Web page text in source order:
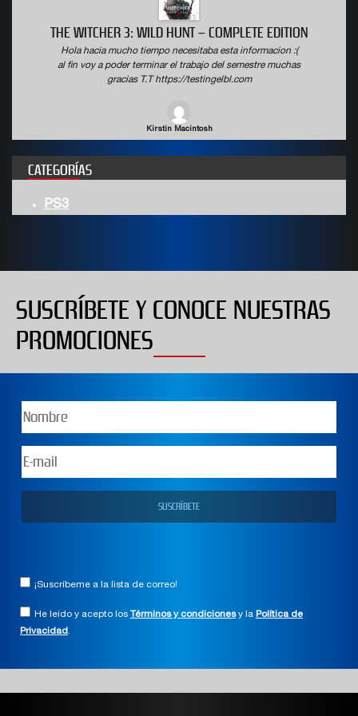
THE WITCHER 3: WILD HUNT – COMPLETE EDITION
Hola hacia mucho tiempo necesitaba esta informacion :(
al fin voy a poder terminar el trabajo del semestre muchas
gracias T.T https://testingelbl.com
Kirstin Macintosh
CATEGORÍAS
PS3
SUSCRÍBETE Y CONOCE NUESTRAS
PROMOCIONES
¡Suscríbeme a la lista de correo!
He leído y acepto los Términos y condicionesy la Política de
Privacidad.